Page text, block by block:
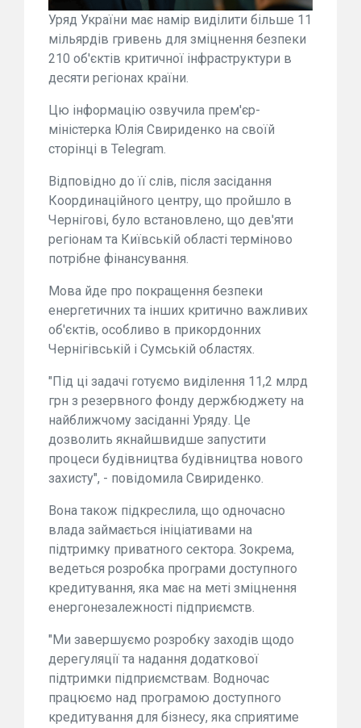
Уряд України має намір виділити більше 11
мільярдів гривень для зміцнення безпеки
210 об'єктів критичної інфраструктури в
десяти регіонах країни.
Цю інформацію озвучила прем'єр-
міністерка Юлія Свириденко на своїй
сторінці в Telegram.
Відповідно до її слів, після засідання
Координаційного центру, що пройшло в
Чернігові, було встановлено, що дев'яти
регіонам та Київській області терміново
потрібне фінансування.
Мова йде про покращення безпеки
енергетичних та інших критично важливих
об'єктів, особливо в прикордонних
Чернігівській і Сумській областях.
"Під ці задачі готуємо виділення 11,2 млрд
грн з резервного фонду держбюджету на
найближчому засіданні Уряду. Це
дозволить якнайшвидше запустити
процеси будівництва будівництва нового
захисту", - повідомила Свириденко.
Вона також підкреслила, що одночасно
влада займається ініціативами на
підтримку приватного сектора. Зокрема,
ведеться розробка програми доступного
кредитування, яка має на меті зміцнення
енергонезалежності підприємств.
"Ми завершуємо розробку заходів щодо
дерегуляції та надання додаткової
підтримки підприємствам. Водночас
працюємо над програмою доступного
кредитування для бізнесу, яка сприятиме